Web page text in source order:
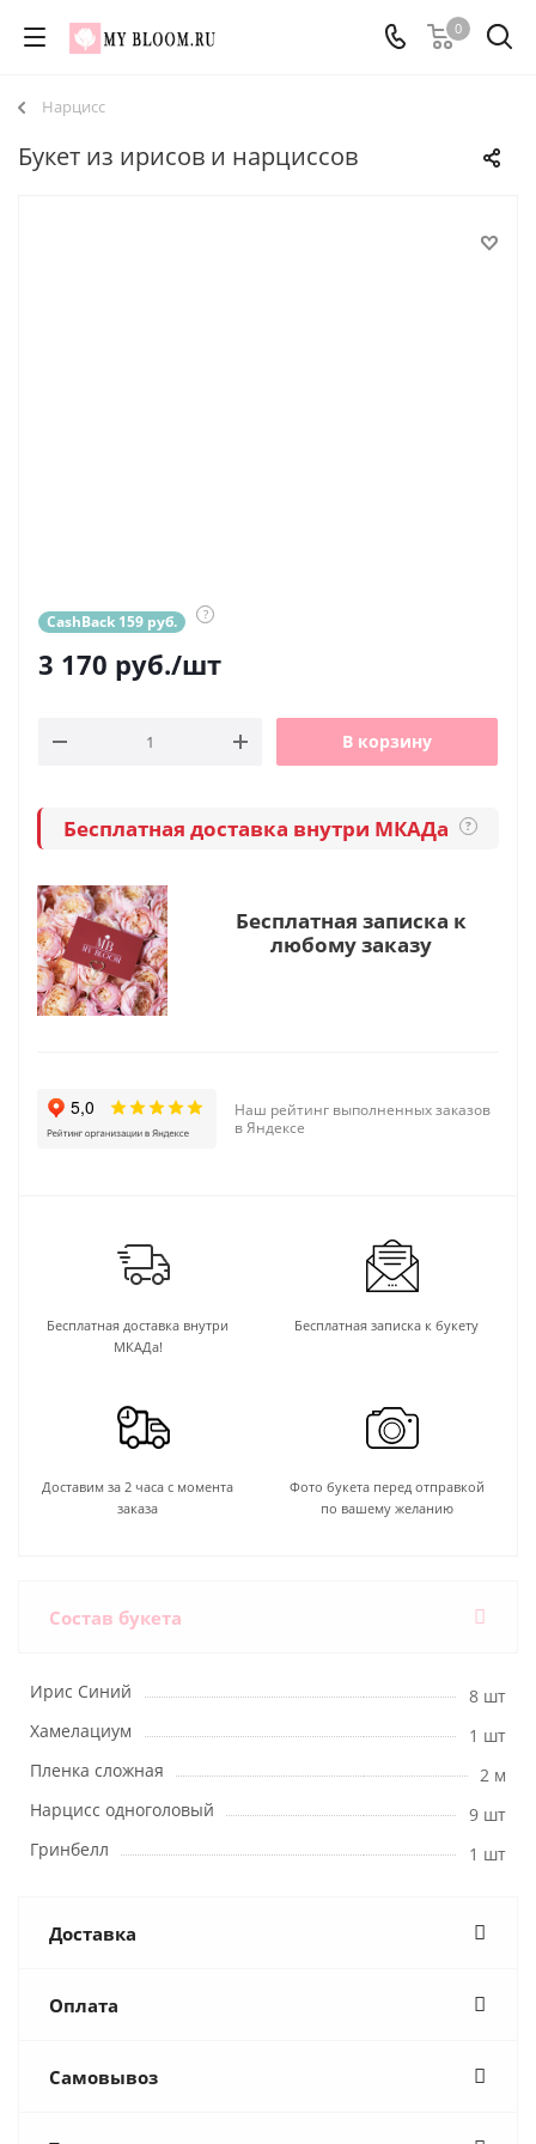
0
Нарцисс
Букет из ирисов и нарциссов
CashBack 159 руб. ?
3 170 руб./шт
В корзину
Бесплатная доставка внутри МКАДа ?
Бесплатная записка к
любому заказу
Наш рейтинг выполненных заказов
в Яндексе
Бесплатная доставка внутри
МКАДа!
Бесплатная записка к букету
Доставим за 2 часа с момента
заказа
Фото букета перед отправкой
по вашему желанию
Состав букета
Ирис Синий
8 шт
Хамелациум
1 шт
Пленка сложная
2 м
Нарцисс одноголовый
9 шт
Гринбелл
1 шт
Доставка
Оплата
Самовывоз